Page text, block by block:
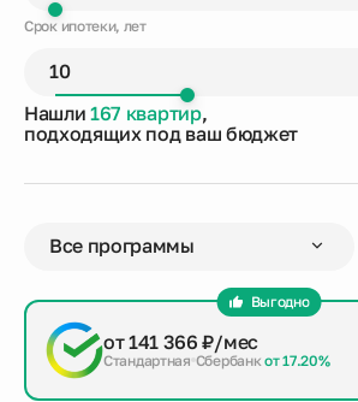
Срок ипотеки, лет
Нашли 167 квартир,
подходящих под ваш бюджет
Выгодно
Стандартная Сбербанкот 17.20%
от 141 366 ₽/мес